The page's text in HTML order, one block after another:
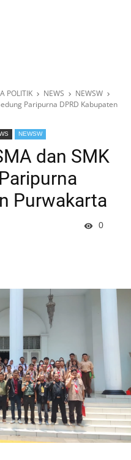
POLITIK NEWS
NEWSW
Paripurna DPRD Kabupaten
NEWSW
dan SMK
Purwakarta
0